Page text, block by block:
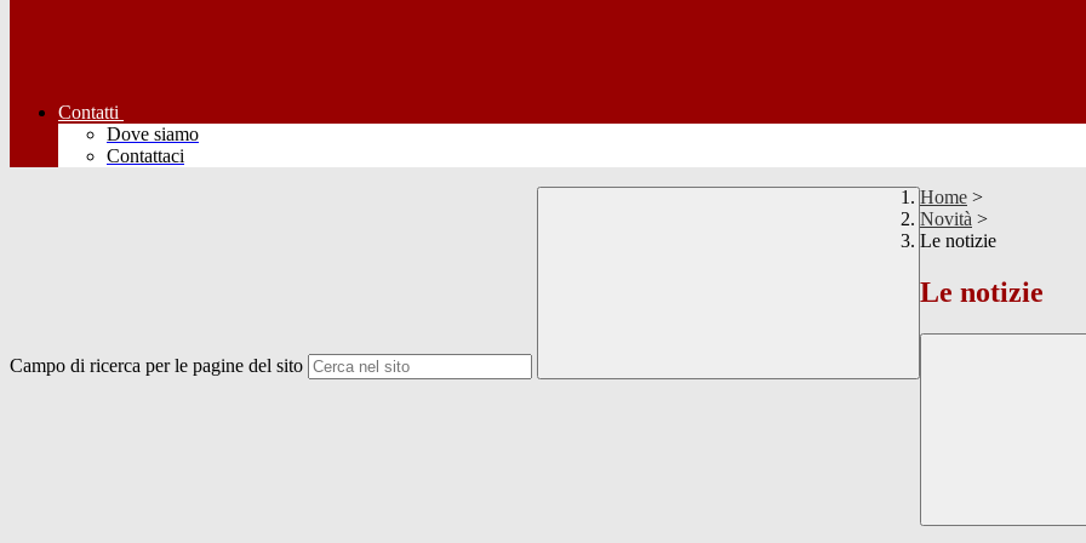
Contatti
Dove siamo
Contattaci
Campo di ricerca per le pagine del sito
Home >
Novità >
Le notizie
Le notizie